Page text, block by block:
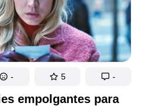
empolgantes para
- 5 -